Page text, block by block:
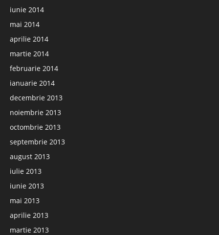
iunie 2014
mai 2014
aprilie 2014
martie 2014
februarie 2014
ianuarie 2014
decembrie 2013
noiembrie 2013
octombrie 2013
septembrie 2013
august 2013
iulie 2013
iunie 2013
mai 2013
aprilie 2013
martie 2013